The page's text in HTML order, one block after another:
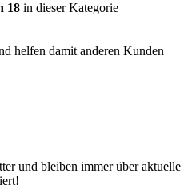
18 in dieser Kategorie
helfen damit anderen Kunden
und bleiben immer über aktuelle